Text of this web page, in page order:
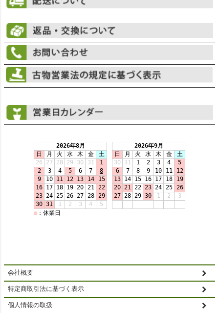
会社概要
特定商取引法に基づく表示
個人情報の取扱